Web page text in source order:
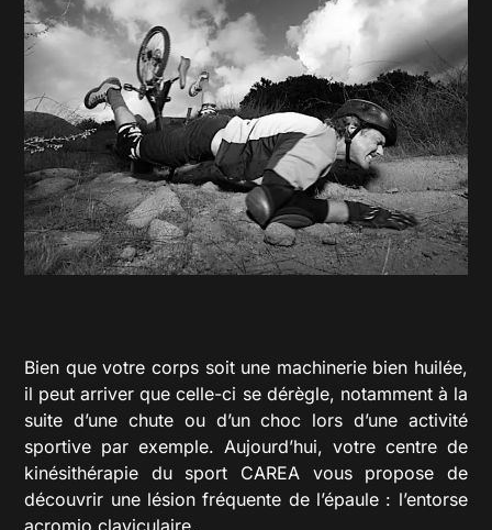
Bien que votre corps soit une machinerie bien huilée,
il peut arriver que celle-ci se dérègle, notamment à la
suite d’une chute ou d’un choc lors d’une activité
sportive par exemple. Aujourd’hui, votre centre de
kinésithérapie du sport CAREA vous propose de
découvrir une lésion fréquente de l’épaule : l’entorse